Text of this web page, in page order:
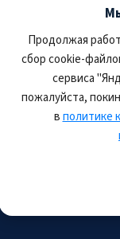
Продолжая
сбор cookie-
сервиса
пожалуйста,
вполитике
+7-903-729-09-87
+7-910-880-36-
Правила